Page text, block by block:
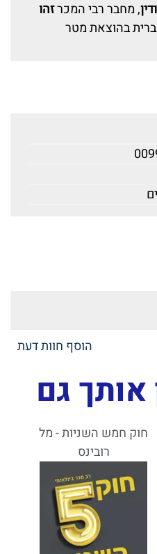
, מחבר רבי המכרזהו
בהוצאת מטר
הוסף חוות דעת
אותך גם
חוק חמש השניות - מל
רובינס